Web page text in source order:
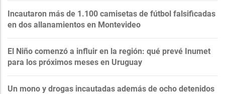
Incautaron más de 1.100 camisetas de fútbol falsificadas
en dos allanamientos en Montevideo
El Niño comenzó a influir en la región: qué prevé Inumet
para los próximos meses en Uruguay
Un mono y drogas incautadas además de ocho detenidos